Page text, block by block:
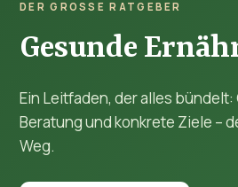
DER GROSSE RATGEBER
Gesunde
Ein Leitfaden, der alles
Beratung und konkrete Ziele –
Weg.